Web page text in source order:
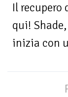
Il
qui!
inizia con